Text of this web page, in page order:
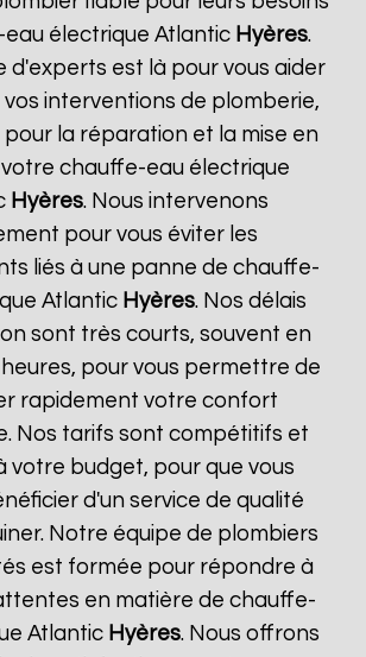
électrique Atlantic Hyères.
d'experts est là pour vous aider
interventions de plomberie,
la réparation et la mise en
chauffe-eau électrique
Hyères. Nous intervenons
pour vous éviter les
liés à une panne de chauffe-
Atlantic Hyères. Nos délais
sont très courts, souvent en
heures, pour vous permettre de
rapidement votre confort
Nos tarifs sont compétitifs et
votre budget, pour que vous
d'un service de qualité
Notre équipe de plombiers
est formée pour répondre à
en matière de chauffe-
Atlantic Hyères. Nous offrons